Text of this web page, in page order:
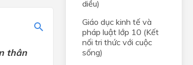
thân
diều)
Giáo dục kinh tế và
pháp luật lớp 10 (Kết
nối tri thức với cuộc
sống)